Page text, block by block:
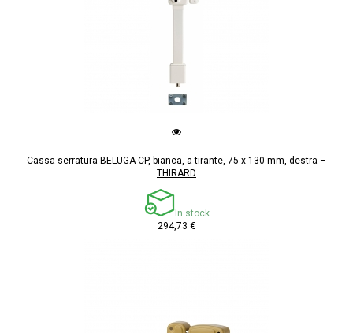
Cassa serratura BELUGA CP, bianca, a tirante, 75 x 130 mm, destra –
THIRARD
In stock
294,73 €